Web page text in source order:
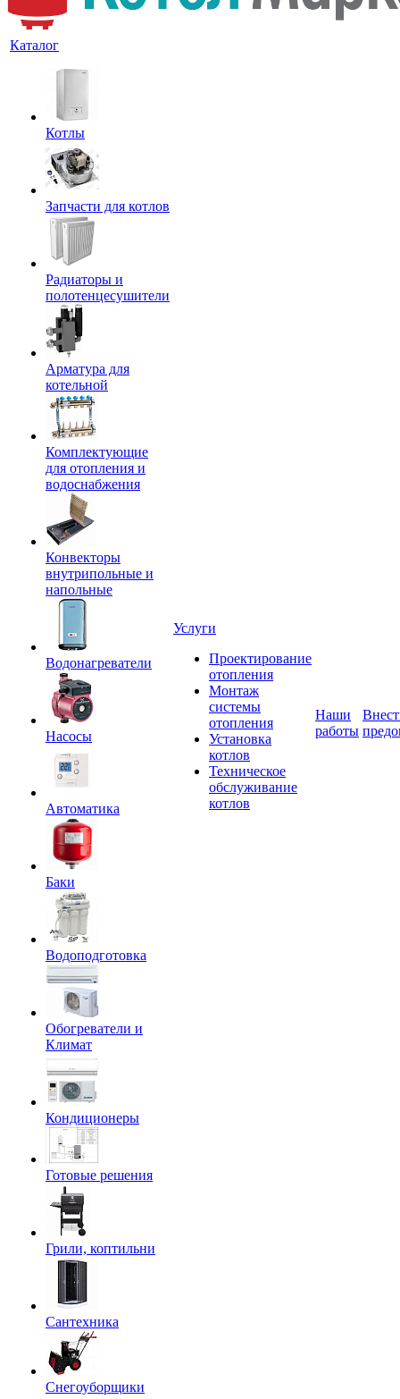
Каталог
Котлы
Запчасти для котлов
Радиаторы и
полотенцесушители
Арматура для
котельной
Комплектующие
для отопления и
водоснабжения
Конвекторы
внутрипольные и
напольные
Водонагреватели
Насосы
Автоматика
Баки
Водоподготовка
Обогреватели и
Климат
Кондиционеры
Готовые решения
Грили, коптильни
Сантехника
Снегоуборщики
Услуги
Проектирование
отопления
Монтаж
системы
отопления
Установка
котлов
Техническое
обслуживание
котлов
Наши
работы